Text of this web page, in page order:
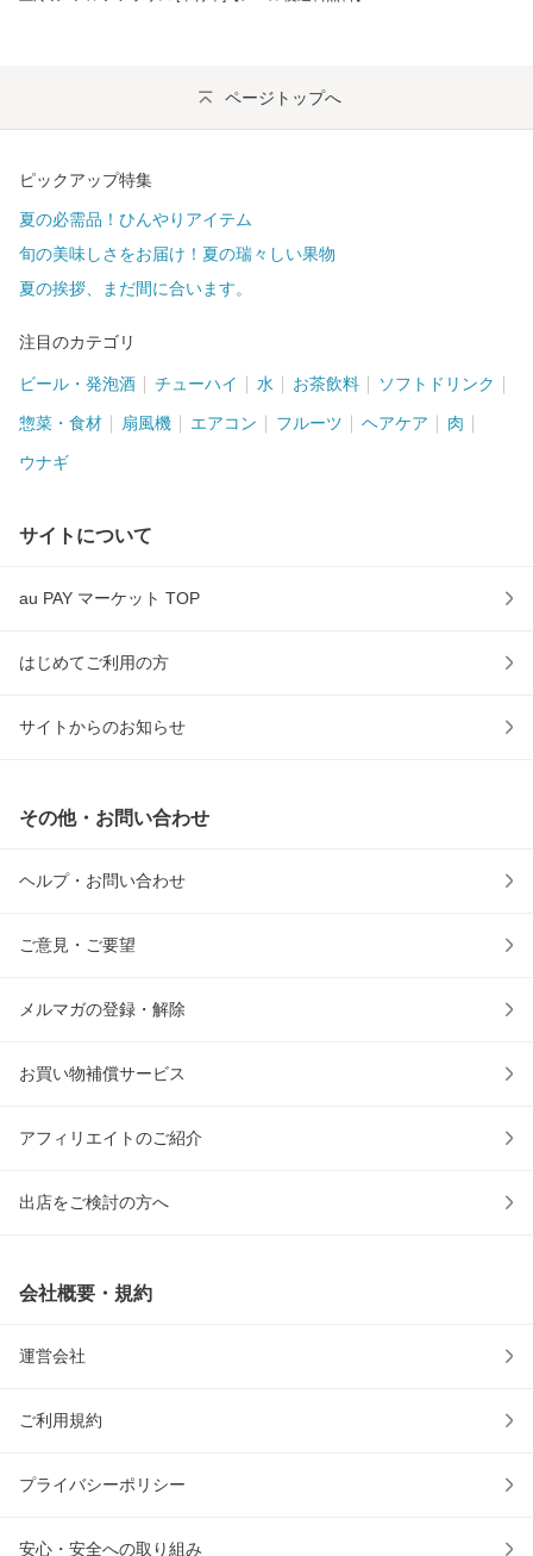
ページトップへ
ピックアップ特集
夏の必需品！ひんやりアイテム
旬の美味しさをお届け！夏の瑞々しい果物
夏の挨拶、まだ間に合います。
注目のカテゴリ
ビール・発泡酒 チューハイ 水 お茶飲料 ソフトドリンク
惣菜・食材 扇風機 エアコン フルーツ ヘアケア 肉
ウナギ
サイトについて
au PAY マーケット TOP
はじめてご利用の方
サイトからのお知らせ
その他・お問い合わせ
ヘルプ・お問い合わせ
ご意見・ご要望
メルマガの登録・解除
お買い物補償サービス
アフィリエイトのご紹介
出店をご検討の方へ
会社概要・規約
運営会社
ご利用規約
プライバシーポリシー
安心・安全への取り組み